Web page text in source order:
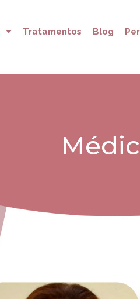
Tratamentos Blog